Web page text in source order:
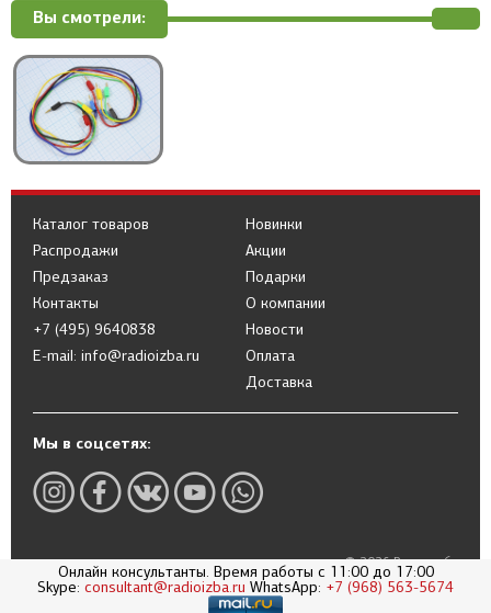
Вы смотрели:
Каталог товаров
Распродажи
Предзаказ
Новинки
Акции
Подарки
Контакты
+7 (495) 9640838
E-mail: info@radioizba.ru
О компании
Новости
Оплата
Доставка
Мы в соцсетях:
© 2026 Радиоизба
Политика в отношении обработки
персональных данных
Онлайн консультанты. Время работы с 11:00 до 17:00
Skype: consultant@radioizba.ru WhatsApp: +7 (968) 563-5674